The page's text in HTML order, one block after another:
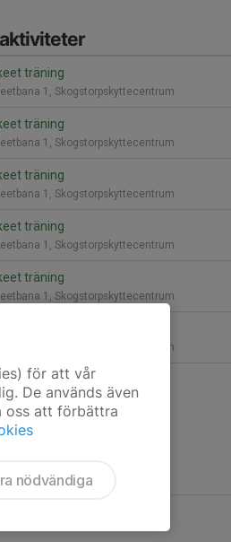
träning
1, Skogstorpskyttecentrum
träning
1, Skogstorpskyttecentrum
träning
1, Skogstorpskyttecentrum
träning
1, Skogstorpskyttecentrum
träning
1, Skogstorpskyttecentrum
1, Skogstorpskyttecentrum
för att vår
De används även
oss att förbättra
nödvändiga